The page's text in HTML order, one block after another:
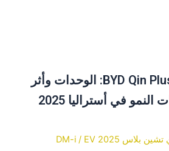
مبيعات BYD Qin Plus 2023: الوحدات وأثر
في أستراليا 2025